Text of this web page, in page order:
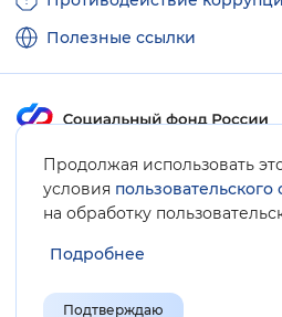
Продолжая использовать
условия
на обработку
Подробнее
Подтверждаю
Полезные ссылки
Карта сайта